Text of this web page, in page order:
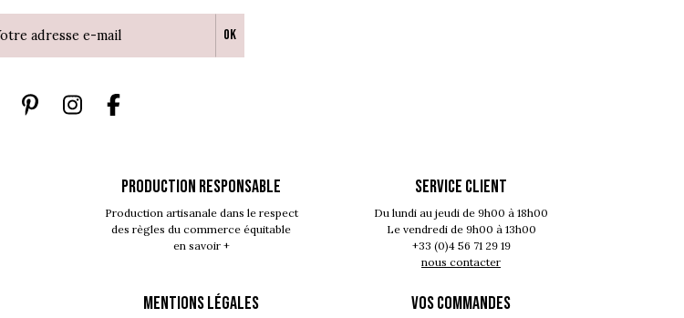
Ok
PRODUCTION RESPONSABLE
Production artisanale dans le respect
des règles du commerce équitable
en savoir +
SERVICE CLIENT
Du lundi au jeudi de 9h00 à 18h00
Le vendredi de 9h00 à 13h00
+33 (0)4 56 71 29 19
nous contacter
MENTIONS LÉGALES VOS COMMANDES